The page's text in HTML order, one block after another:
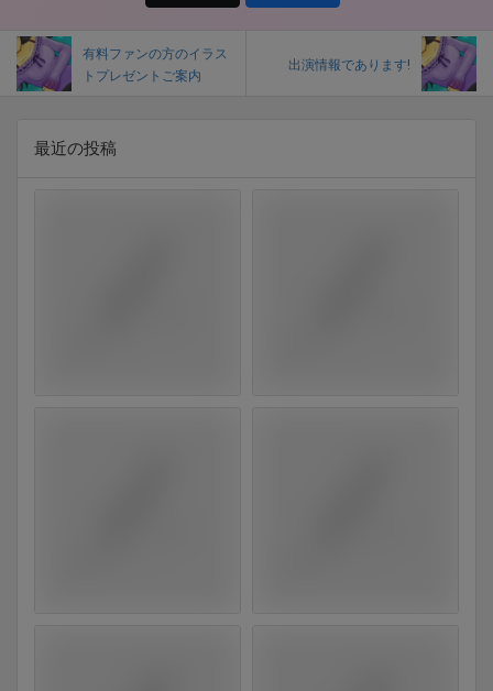
有料ファンの方のイラス
トプレゼントご案内
出演情報であります!
最近の投稿